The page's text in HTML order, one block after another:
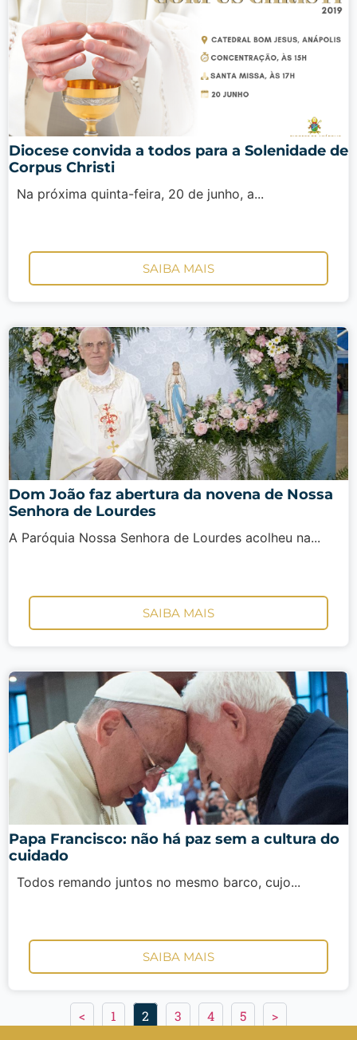
Diocese convida a todos para a Solenidade de
Corpus Christi
Na próxima quinta-feira, 20 de junho, a...
SAIBA MAIS
Dom João faz abertura da novena de Nossa
Senhora de Lourdes
A Paróquia Nossa Senhora de Lourdes acolheu na...
SAIBA MAIS
Papa Francisco: não há paz sem a cultura do
cuidado
Todos remando juntos no mesmo barco, cujo...
SAIBA MAIS
< 1 2 3 4 5 >